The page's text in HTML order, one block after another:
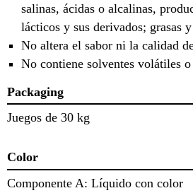
salinas, ácidas o alcalinas,
lácticos y sus derivados; grasas
No altera el sabor ni la calidad
No contiene solventes volátiles
Packaging
Juegos de 30 kg
Color
Componente A: Líquido con color